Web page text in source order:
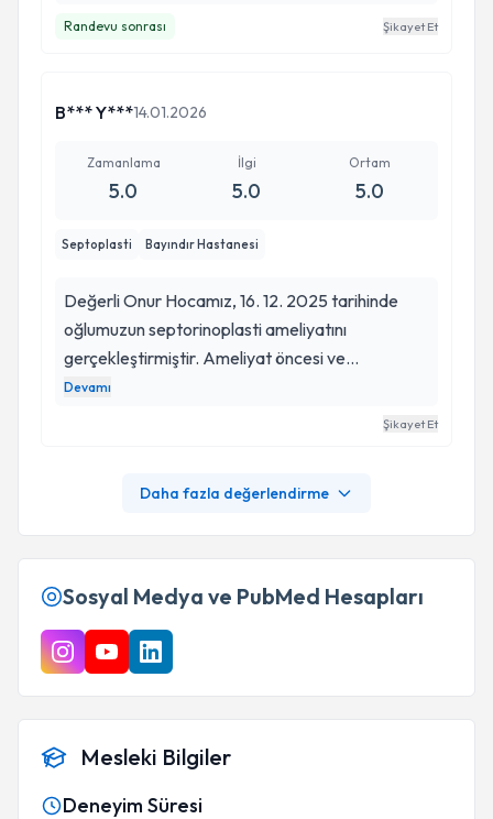
Randevu sonrası Şikayet Et
B*** Y***14.01.2026
Zamanlama
5.0
İlgi
5.0
Ortam
5.0
Septoplasti Bayındır Hastanesi
Değerli Onur Hocamız, 16. 12. 2025 tarihinde
oğlumuzun septorinoplasti ameliyatını
gerçekleştirmiştir. Ameliyat öncesi ve
sonrasında ki detaylı tüm bilgilendirmeleri,
teşekkürler Onur Hocamız.
Devamı
Şikayet Et
Daha fazla değerlendirme
Sosyal Medya ve PubMed Hesapları
Mesleki Bilgiler
Deneyim Süresi